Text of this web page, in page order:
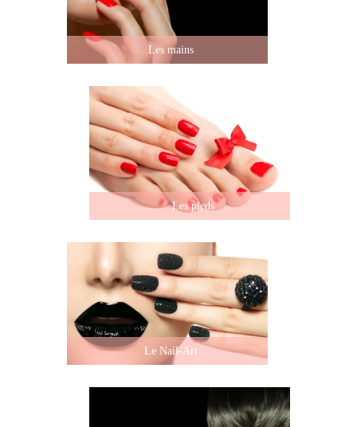
Les mains
Les pieds
Le Nail-Art